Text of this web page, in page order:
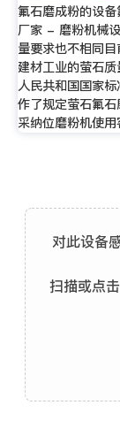
氟石磨成粉的设
厂家 - 磨粉机械
量要求也不相同
建材工业的萤石
人民共和国国家
作了规定萤石氟石
采纳位磨粉机使
对此设备
扫描或点